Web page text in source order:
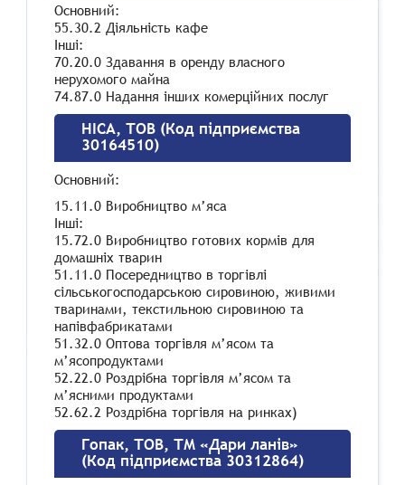
Основний:
55.30.2 Діяльність кафе
Інші:
70.20.0 Здавання в оренду власного
нерухомого майна
74.87.0 Надання інших комерційних послуг
НІСА, ТОВ (Код підприємства
30164510)
Основний:
15.11.0 Виробництво м’яса
Інші:
15.72.0 Виробництво готових кормів для
домашніх тварин
51.11.0 Посередництво в торгівлі
сільськогосподарською сировиною, живими
тваринами, текстильною сировиною та
напівфабрикатами
51.32.0 Оптова торгівля м’ясом та
м’ясопродуктами
52.22.0 Роздрібна торгівля м’ясом та
м’ясними продуктами
52.62.2 Роздрібна торгівля на ринках)
Гопак, ТОВ, ТМ «Дари ланів»
(Код підприємства 30312864)